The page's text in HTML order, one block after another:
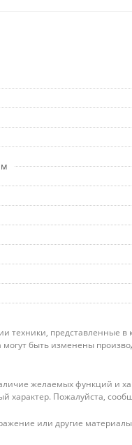
техники, представленные
быть изменены
желаемых функций и
характер. Пожалуйста,
или другие